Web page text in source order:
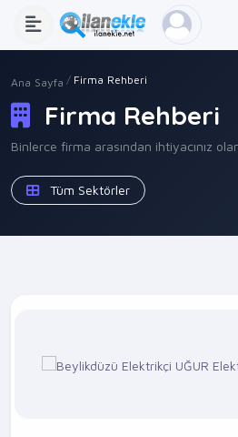
Ana Sayfa Firma Rehberi
Firma Rehberi
Binlerce firma arasından ihtiyacınız
Tüm Sektörler